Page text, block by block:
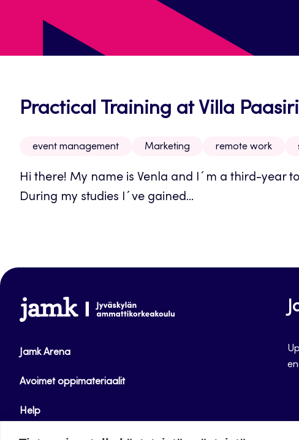
Practical Training at Villa
event management Marketing remote work
Hi there! My name is Venla and I´m a third-year
During my studies I´ve gained...
www.jamk.fi
Jamk Arena
Avoimet oppimateriaalit
Help